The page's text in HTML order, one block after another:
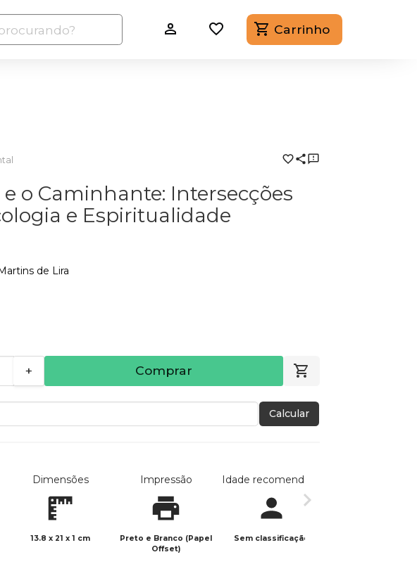
Carrinho
o Caminhante: Intersecções
e Espiritualidade
de Lira
+ Comprar
Calcular
Dimensões
13.8 x 21 x 1 cm
Impressão
Preto e Branco (Papel
Offset)
Idade recomendada
Sem classificação